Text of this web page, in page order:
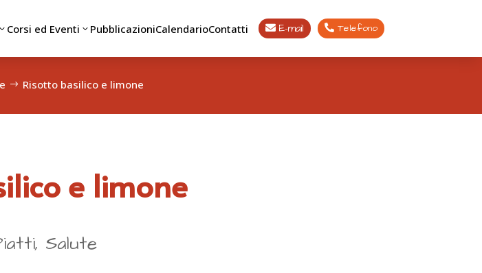
3 Corsi ed Eventi 3 PubblicazioniCalendarioContatti  E-mail  Telefono
Risotto basilico e limone
e limone
Salute